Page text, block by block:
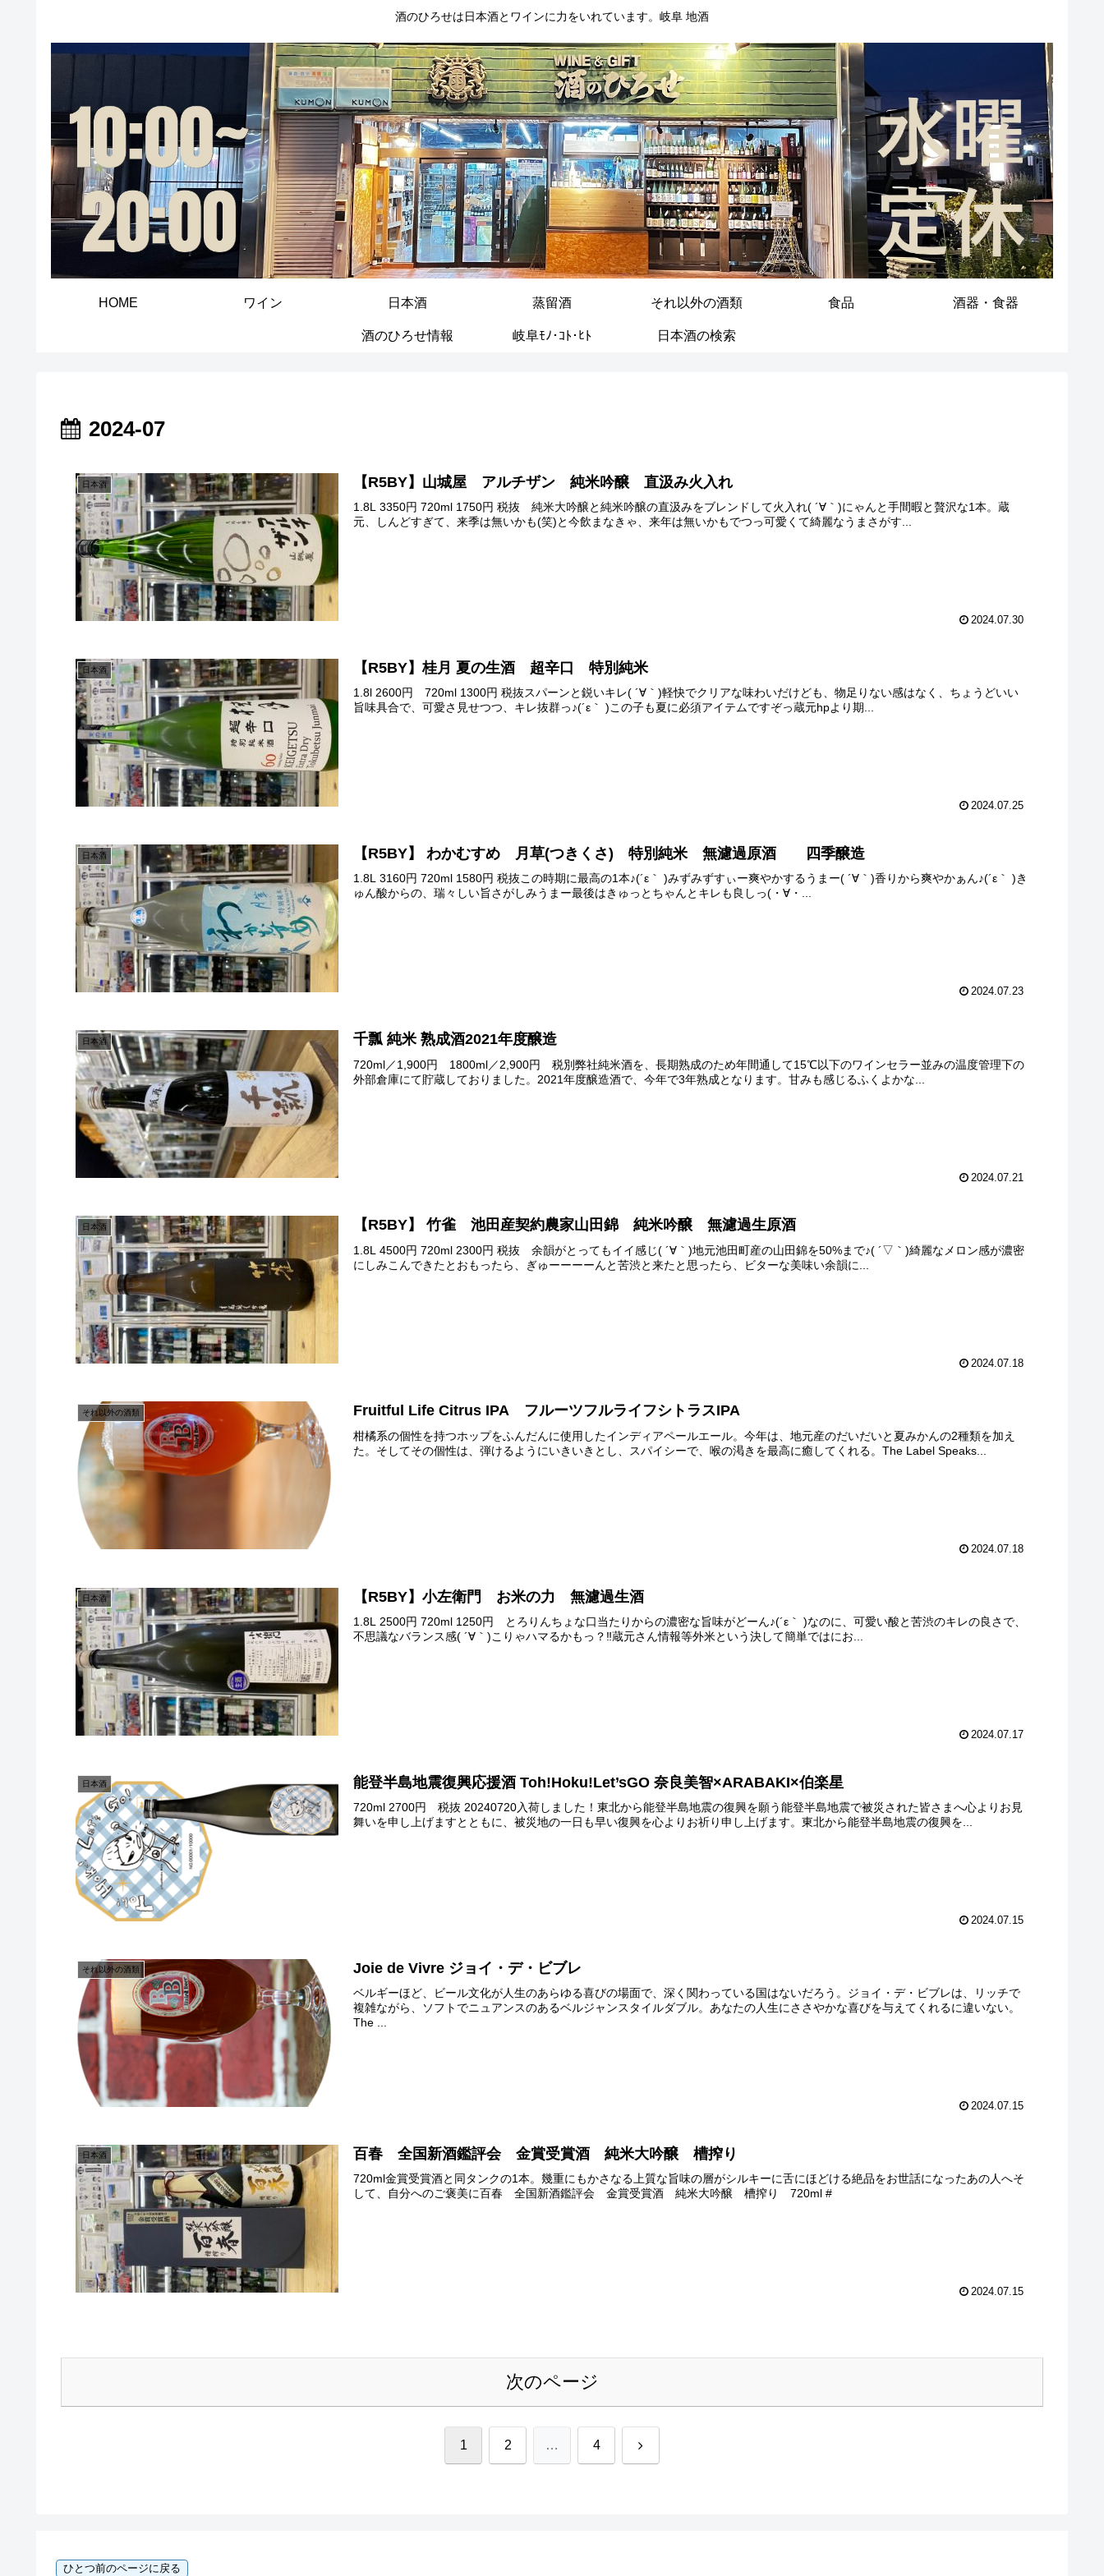
酒のひろせは日本酒とワインに力をいれています。岐阜 地酒
HOME ワイン 日本酒 蒸留酒 それ以外の酒類 食品 酒器・食器
酒のひろせ情報 岐阜ﾓﾉ･ｺﾄ･ﾋﾄ 日本酒の検索
2024-07
日本酒 【R5BY】山城屋 アルチザン 純米吟醸 直汲み火入れ
1.8L 3350円 720ml 1750円 税抜 純米大吟醸と純米吟醸の直汲みをブレンドして火入れ( ´∀｀)にゃんと手間暇と贅沢な1本。蔵
元、しんどすぎて、来季は無いかも(笑)と今飲まなきゃ、来年は無いかもでつっ可愛くて綺麗なうまさがす...
2024.07.30
日本酒 【R5BY】桂月 夏の生酒 超辛口 特別純米
1.8l 2600円 720ml 1300円 税抜スパーンと鋭いキレ( ´∀｀)軽快でクリアな味わいだけども、物足りない感はなく、ちょうどいい
旨味具合で、可愛さ見せつつ、キレ抜群っ♪(´ε｀ )この子も夏に必須アイテムですぞっ蔵元hpより期...
2024.07.25
日本酒 【R5BY】 わかむすめ 月草(つきくさ) 特別純米 無濾過原酒 四季醸造
1.8L 3160円 720ml 1580円 税抜この時期に最高の1本♪(´ε｀ )みずみずすぃー爽やかするうまー( ´∀｀)香りから爽やかぁん♪(´ε｀ )き
ゅん酸からの、瑞々しい旨さがしみうまー最後はきゅっとちゃんとキレも良しっ(・∀・...
2024.07.23
日本酒 千瓢 純米 熟成酒2021年度醸造
720ml／1,900円 1800ml／2,900円 税別弊社純米酒を、長期熟成のため年間通して15℃以下のワインセラー並みの温度管理下の
外部倉庫にて貯蔵しておりました。2021年度醸造酒で、今年で3年熟成となります。甘みも感じるふくよかな...
2024.07.21
日本酒 【R5BY】 竹雀 池田産契約農家山田錦 純米吟醸 無濾過生原酒
1.8L 4500円 720ml 2300円 税抜 余韻がとってもイイ感じ( ´∀｀)地元池田町産の山田錦を50%まで♪( ´▽｀)綺麗なメロン感が濃密
にしみこんできたとおもったら、ぎゅーーーーんと苦渋と来たと思ったら、ビターな美味い余韻に...
2024.07.18
それ以外の酒類 Fruitful Life Citrus IPA フルーツフルライフシトラスIPA
柑橘系の個性を持つホップをふんだんに使用したインディアペールエール。今年は、地元産のだいだいと夏みかんの2種類を加え
た。そしてその個性は、弾けるようにいきいきとし、スパイシーで、喉の渇きを最高に癒してくれる。The Label Speaks...
2024.07.18
日本酒 【R5BY】小左衛門 お米の力 無濾過生酒
1.8L 2500円 720ml 1250円 とろりんちょな口当たりからの濃密な旨味がどーん♪(´ε｀ )なのに、可愛い酸と苦渋のキレの良さで、
不思議なバランス感( ´∀｀)こりゃハマるかもっ？‼︎蔵元さん情報等外米という決して簡単ではにお...
2024.07.17
日本酒 能登半島地震復興応援酒 Toh!Hoku!Let’sGO 奈良美智×ARABAKI×伯楽星
720ml 2700円 税抜 20240720入荷しました！東北から能登半島地震の復興を願う能登半島地震で被災された皆さまへ心よりお見
舞いを申し上げますとともに、被災地の一日も早い復興を心よりお祈り申し上げます。東北から能登半島地震の復興を...
2024.07.15
それ以外の酒類 Joie de Vivre ジョイ・デ・ビブレ
ベルギーほど、ビール文化が人生のあらゆる喜びの場面で、深く関わっている国はないだろう。ジョイ・デ・ビブレは、リッチで
複雑ながら、ソフトでニュアンスのあるベルジャンスタイルダブル。あなたの人生にささやかな喜びを与えてくれるに違いない。
The ...
2024.07.15
日本酒 百春 全国新酒鑑評会 金賞受賞酒 純米大吟醸 槽搾り
720ml金賞受賞酒と同タンクの1本。幾重にもかさなる上質な旨味の層がシルキーに舌にほどける絶品をお世話になったあの人へそ
して、自分へのご褒美に百春 全国新酒鑑評会 金賞受賞酒 純米大吟醸 槽搾り 720ml #
2024.07.15
次のページ
1 2 … 4 次